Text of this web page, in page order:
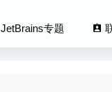
JetBrains专题